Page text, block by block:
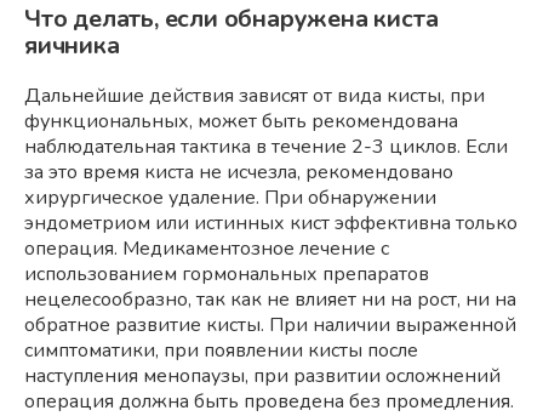
Что делать, если обнаружена киста
яичника
Дальнейшие действия зависят от вида кисты, при
функциональных, может быть рекомендована
наблюдательная тактика в течение 2-3 циклов. Если
за это время киста не исчезла, рекомендовано
хирургическое удаление. При обнаружении
эндометриом или истинных кист эффективна только
операция. Медикаментозное лечение с
использованием гормональных препаратов
нецелесообразно, так как не влияет ни на рост, ни на
обратное развитие кисты. При наличии выраженной
симптоматики, при появлении кисты после
наступления менопаузы, при развитии осложнений
операция должна быть проведена без промедления.